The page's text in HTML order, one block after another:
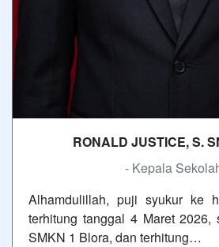
RONALD JUSTICE, S.
- Kepala
Alhamdulillah, puji syukur ke
terhitung tanggal 4 Maret 2026,
SMKN 1 Blora, dan terhitung…